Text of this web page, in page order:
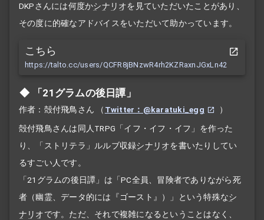
DKPさんには何度かシナリオを見ていただいたことがあり、
その度に的確なアドバイスをいただいて助かっています。
こちら
https://talto.cc/users/QCFR8jBNzwR4rh2KZRaxnJGxLn42
「21グラムの後日譚」
作者：殻付飛鳥さん （ Twitter：@karatuki_egg
）
殻付飛鳥さんは同人TRPG「イフ・イフ・イフ」を作った
り、「ストリテラ」ルルブ収録シナリオを書いたりしてい
るすごい人です。
「21グラムの後日譚」は「PC全員、冒険者でありながら死
者（幽霊、データ的には『ゴースト』）」という特殊なシ
ナリオです。ただ、それで複雑になるということはなく、